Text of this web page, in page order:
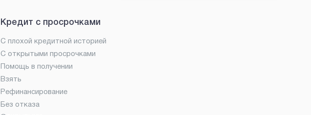
Кредит с просрочками
С плохой кредитной историей
С открытыми просрочками
Помощь в получении
Взять
Рефинансирование
Без отказа